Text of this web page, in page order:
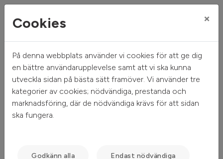
Mitt hem Sök ledigt Objektsdetalj
Objektsdetalj
Cookies ×
På denna webbplats använder vi cookies för att ge dig
en bättre användarupplevelse samt att vi ska kunna
utveckla sidan på bästa sätt framöver. Vi använder tre
kategorier av cookies; nödvändiga, prestanda och
marknadsföring, där de nödvändiga krävs för att sidan
ska fungera.
Godkänn alla Endast nödvändiga